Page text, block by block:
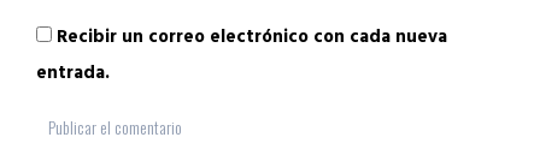
Recibir un correo electrónico con cada nueva
entrada.